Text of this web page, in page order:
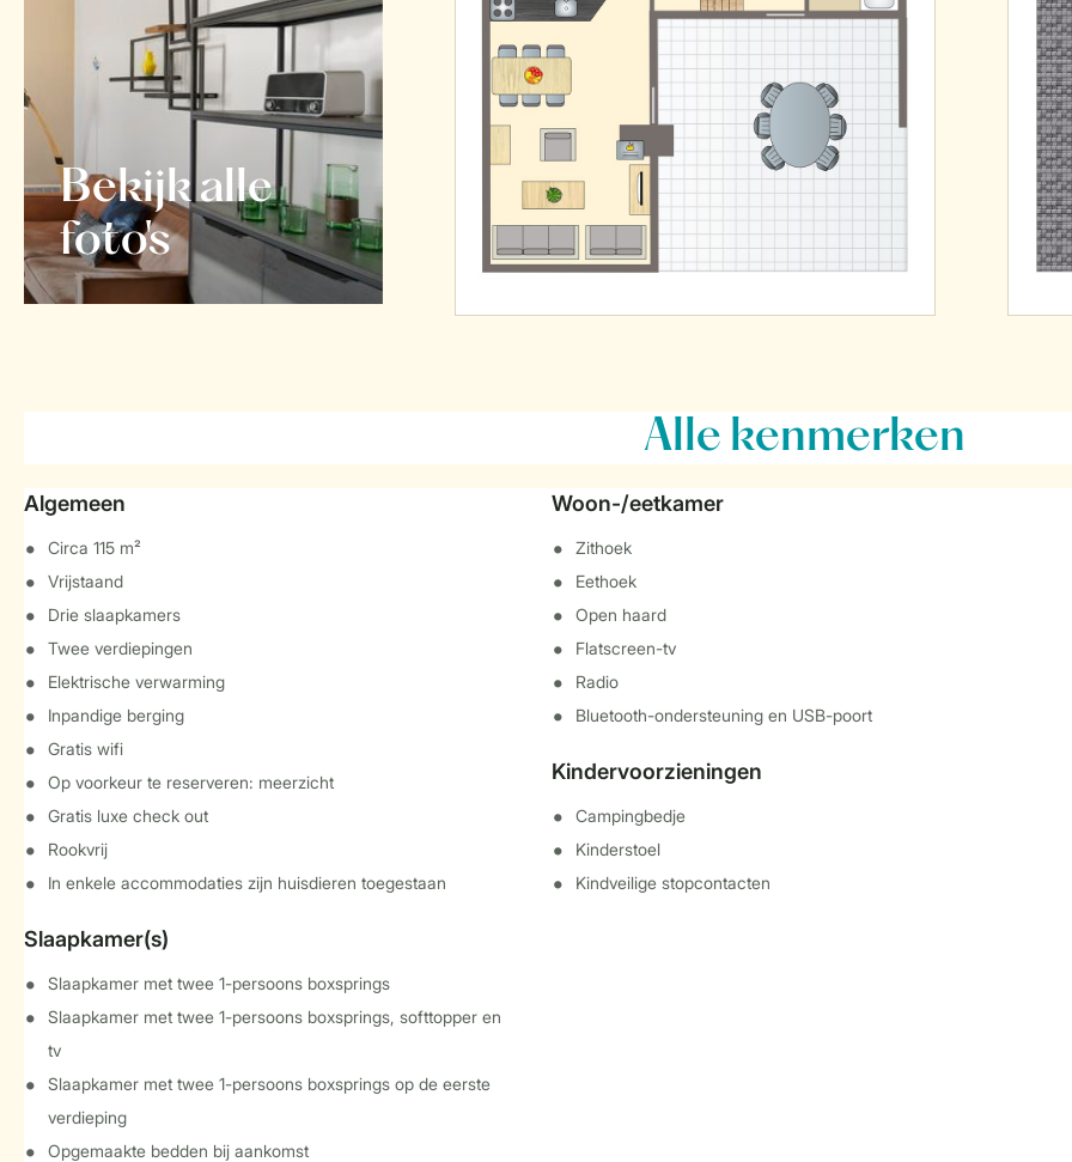
Bekijk alle
foto's
Alle kenmerken
Algemeen
Circa 115 m²
Vrijstaand
Drie slaapkamers
Twee verdiepingen
Elektrische verwarming
Inpandige berging
Gratis wifi
Op voorkeur te reserveren: meerzicht
Gratis luxe check out
Rookvrij
In enkele accommodaties zijn huisdieren toegestaan
Slaapkamer(s)
Slaapkamer met twee 1-persoons boxsprings
Slaapkamer met twee 1-persoons boxsprings, softtopper en
tv
Slaapkamer met twee 1-persoons boxsprings op de eerste
verdieping
Opgemaakte bedden bij aankomst
Woon-/eetkamer
Zithoek
Eethoek
Open haard
Flatscreen-tv
Radio
Bluetooth-ondersteuning en USB-poort
Kindervoorzieningen
Campingbedje
Kinderstoel
Kindveilige stopcontacten